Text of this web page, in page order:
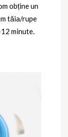
obține un
tăia/rupe
minute.